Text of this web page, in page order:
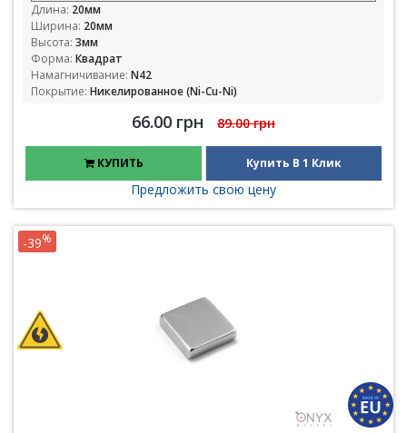
Длина: 20мм
Ширина: 20мм
Высота: 3мм
Форма: Квадрат
Намагничивание: N42
Покрытие: Никелированное (Ni-Cu-Ni)
66.00 грн 89.00 грн
КУПИТЬ Купить В 1 Клик
Предложить свою цену
-39%